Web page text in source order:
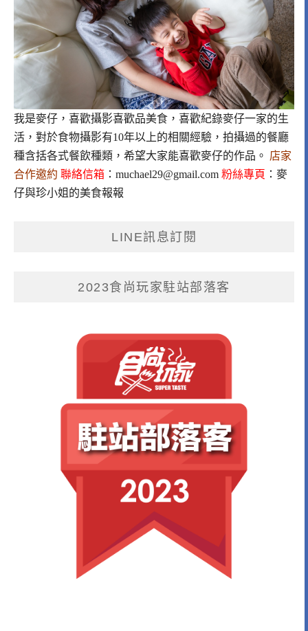
我是麥仔，喜歡攝影喜歡品美食，喜歡紀錄麥仔一家的生
活，對於食物攝影有10年以上的相關經驗，拍攝過的餐廳
種含括各式餐飲種類，希望大家能喜歡麥仔的作品。 店家
合作邀約 聯絡信箱 ： muchael29@gmail.com 粉絲專頁 ： 麥
仔與珍小姐的美食報報
LINE訊息訂閱
2023食尚玩家駐站部落客